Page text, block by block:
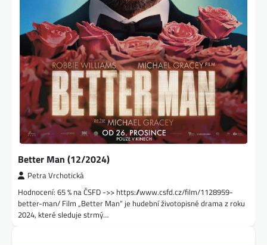
Better Man (12/2024)
Petra Vrchotická
Hodnocení: 65 % na ČSFD ->> https://www.csfd.cz/film/1128959-
better-man/ Film „Better Man“ je hudební životopisné drama z roku
2024, které sleduje strmý…